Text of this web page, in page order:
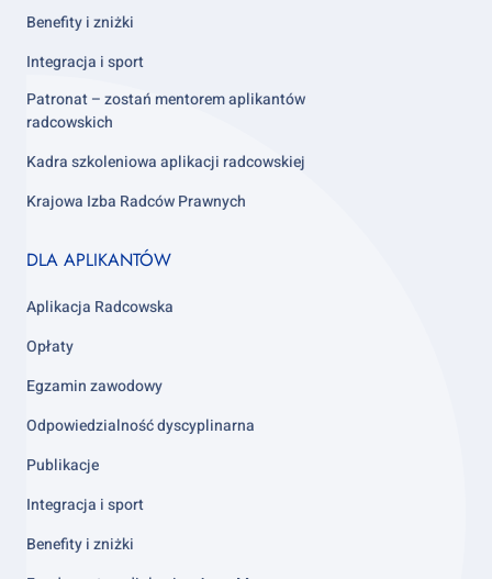
Benefity i zniżki
Integracja i sport
Patronat – zostań mentorem aplikantów
radcowskich
Kadra szkoleniowa aplikacji radcowskiej
Krajowa Izba Radców Prawnych
Footer
3
DLA APLIKANTÓW
Aplikacja Radcowska
Opłaty
Egzamin zawodowy
Odpowiedzialność dyscyplinarna
Publikacje
Integracja i sport
Benefity i zniżki